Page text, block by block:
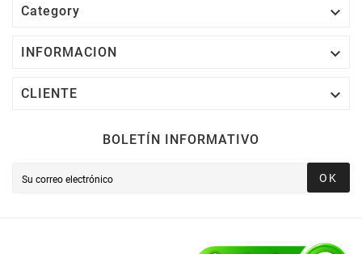
Category 
INFORMACION 
CLIENTE 
BOLETÍN INFORMATIVO
OK